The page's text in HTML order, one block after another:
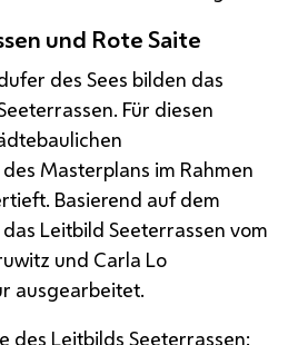
und Rote Saite
des Sees bilden das
Für diesen
Masterplans im Rahmen
Basierend auf dem
Leitbild Seeterrassen vom
und Carla Lo
ausgearbeitet.
des Leitbilds Seeterrassen: